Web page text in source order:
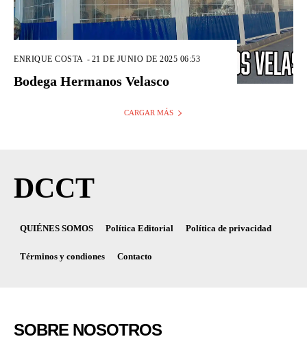
ENRIQUE COSTA - 21 DE JUNIO DE 2025 06:53
Bodega Hermanos Velasco
CARGAR MÁS
DCCT
QUIÉNES SOMOS Política Editorial Política de privacidad
Términos y condiones Contacto
SOBRE NOSOTROS